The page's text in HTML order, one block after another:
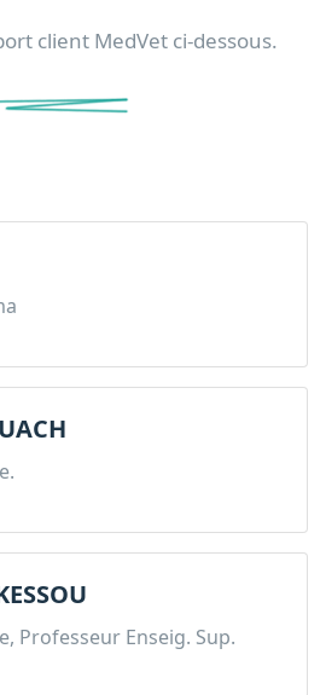
client MedVet ci-dessous.
Professeur Enseig. Sup.